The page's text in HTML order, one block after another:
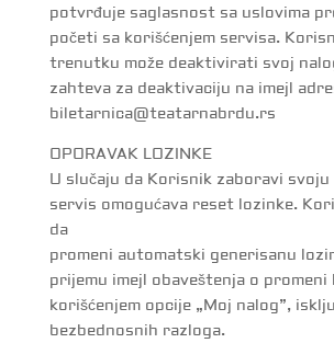
potvrđuje saglasnost sa uslovima
početi sa korišćenjem servisa.
trenutku može deaktivirati svoj
zahteva za deaktivaciju na imejl
biletarnica@teatarnabrdu.rs
OPORAVAK LOZINKE
U slučaju da Korisnik zaboravi
servis omogućava reset lozinke.
da
promeni automatski generisanu
prijemu imejl obaveštenja o promeni
korišćenjem opcije „Moj nalog”,
bezbednosnih razloga.